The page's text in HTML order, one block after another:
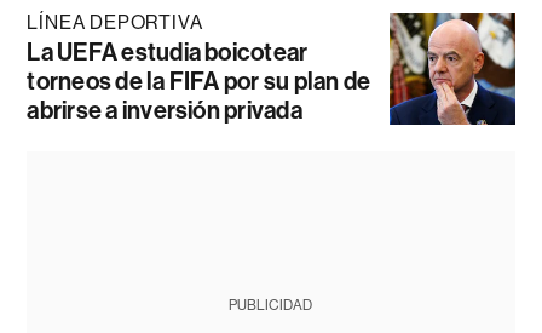
LÍNEA DEPORTIVA
La UEFA estudia boicotear
torneos de la FIFA por su plan de
abrirse a inversión privada
PUBLICIDAD